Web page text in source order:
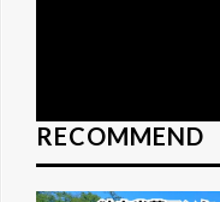
RECOMMEND